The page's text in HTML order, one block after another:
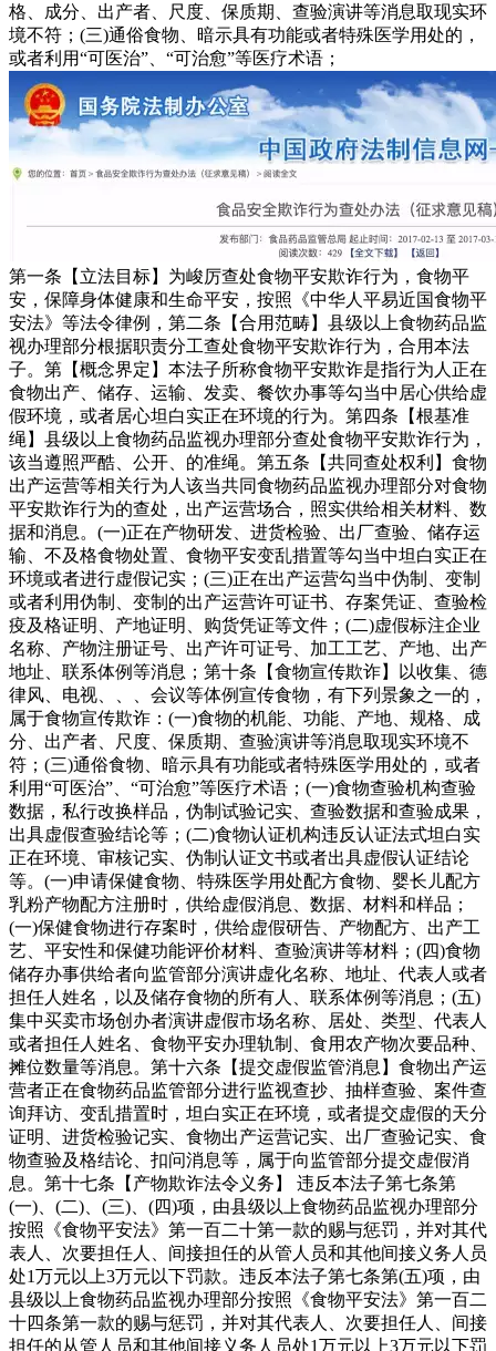
格、成分、出产者、尺度、保质期、查验演讲等消息取现实环
境不符；(三)通俗食物、暗示具有功能或者特殊医学用处的，
或者利用“可医治”、“可治愈”等医疗术语；
第一条【立法目标】为峻厉查处食物平安欺诈行为，食物平
安，保障身体健康和生命平安，按照《中华人平易近国食物平
安法》等法令律例，第二条【合用范畴】县级以上食物药品监
视办理部分根据职责分工查处食物平安欺诈行为，合用本法
子。第【概念界定】本法子所称食物平安欺诈是指行为人正在
食物出产、储存、运输、发卖、餐饮办事等勾当中居心供给虚
假环境，或者居心坦白实正在环境的行为。第四条【根基准
绳】县级以上食物药品监视办理部分查处食物平安欺诈行为，
该当遵照严酷、公开、的准绳。第五条【共同查处权利】食物
出产运营等相关行为人该当共同食物药品监视办理部分对食物
平安欺诈行为的查处，出产运营场合，照实供给相关材料、数
据和消息。(一)正在产物研发、进货检验、出厂查验、储存运
输、不及格食物处置、食物平安变乱措置等勾当中坦白实正在
环境或者进行虚假记实；(三)正在出产运营勾当中伪制、变制
或者利用伪制、变制的出产运营许可证书、存案凭证、查验检
疫及格证明、产地证明、购货凭证等文件；(二)虚假标注企业
名称、产物注册证号、出产许可证号、加工工艺、产地、出产
地址、联系体例等消息；第十条【食物宣传欺诈】以收集、德
律风、电视、、、会议等体例宣传食物，有下列景象之一的，
属于食物宣传欺诈：(一)食物的机能、功能、产地、规格、成
分、出产者、尺度、保质期、查验演讲等消息取现实环境不
符；(三)通俗食物、暗示具有功能或者特殊医学用处的，或者
利用“可医治”、“可治愈”等医疗术语；(一)食物查验机构查验
数据，私行改换样品，伪制试验记实、查验数据和查验成果，
出具虚假查验结论等；(二)食物认证机构违反认证法式坦白实
正在环境、审核记实、伪制认证文书或者出具虚假认证结论
等。(一)申请保健食物、特殊医学用处配方食物、婴长儿配方
乳粉产物配方注册时，供给虚假消息、数据、材料和样品；
(一)保健食物进行存案时，供给虚假研告、产物配方、出产工
艺、平安性和保健功能评价材料、查验演讲等材料；(四)食物
储存办事供给者向监管部分演讲虚化名称、地址、代表人或者
担任人姓名，以及储存食物的所有人、联系体例等消息；(五)
集中买卖市场创办者演讲虚假市场名称、居处、类型、代表人
或者担任人姓名、食物平安办理轨制、食用农产物次要品种、
摊位数量等消息。第十六条【提交虚假监管消息】食物出产运
营者正在食物药品监管部分进行监视查抄、抽样查验、案件查
询拜访、变乱措置时，坦白实正在环境，或者提交虚假的天分
证明、进货检验记实、食物出产运营记实、出厂查验记实、食
物查验及格结论、扣问消息等，属于向监管部分提交虚假消
息。第十七条【产物欺诈法令义务】 违反本法子第七条第
(一)、(二)、(三)、(四)项，由县级以上食物药品监视办理部分
按照《食物平安法》第一百二十第一款的赐与惩罚，并对其代
表人、次要担任人、间接担任的从管人员和其他间接义务人员
处1万元以上3万元以下罚款。违反本法子第七条第(五)项，由
县级以上食物药品监视办理部分按照《食物平安法》第一百二
十四条第一款的赐与惩罚，并对其代表人、次要担任人、间接
担任的从管人员和其他间接义务人员处1万元以上3万元以下罚